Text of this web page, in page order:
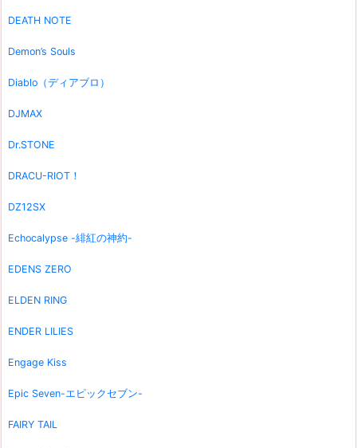
DEATH NOTE
Demon’s Souls
Diablo（ディアブロ）
DJMAX
Dr.STONE
DRACU-RIOT！
DZ12SX
Echocalypse -緋紅の神約-
EDENS ZERO
ELDEN RING
ENDER LILIES
Engage Kiss
Epic Seven-エピックセブン-
FAIRY TAIL